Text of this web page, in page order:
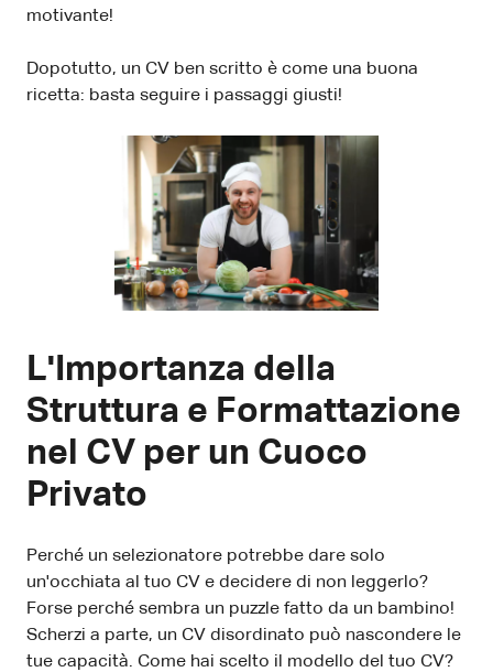
motivante!
Dopotutto, un CV ben scritto è come una buona
ricetta: basta seguire i passaggi giusti!
L'Importanza della
Struttura e Formattazione
nel CV per un Cuoco
Privato
Perché un selezionatore potrebbe dare solo
un'occhiata al tuo CV e decidere di non leggerlo?
Forse perché sembra un puzzle fatto da un bambino!
Scherzi a parte, un CV disordinato può nascondere le
tue capacità. Come hai scelto il modello del tuo CV?